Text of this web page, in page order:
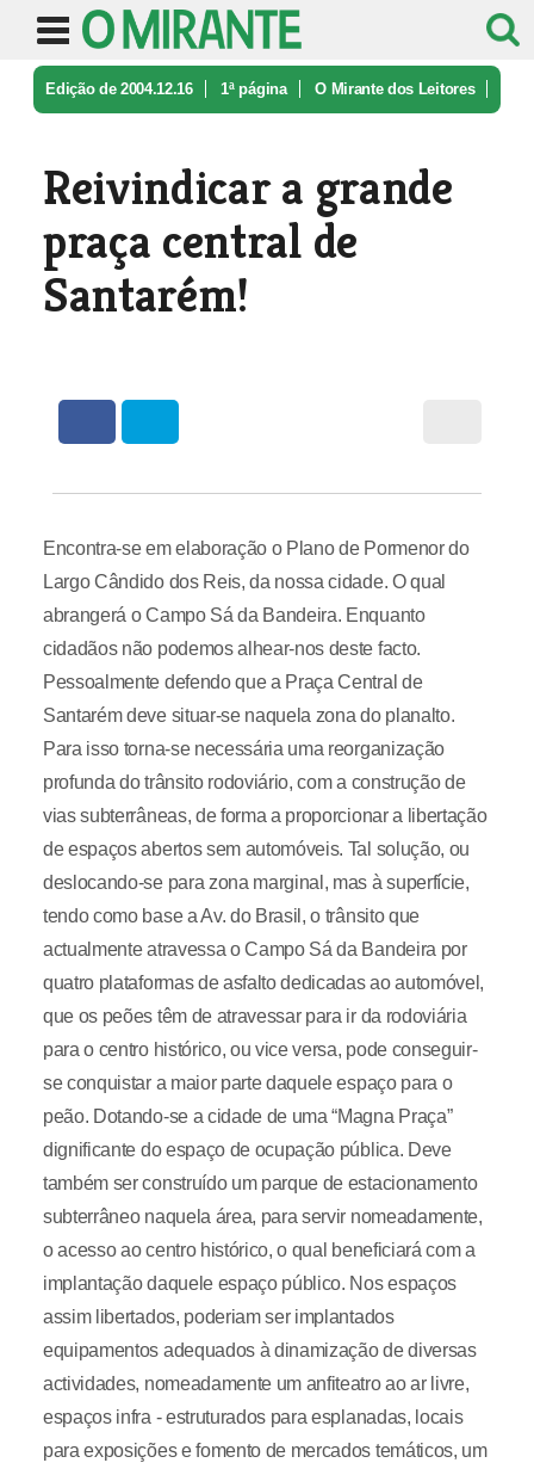
Edição de 2004.12.16 1ª página O Mirante dos Leitores
Reivindicar a grande
praça central de
Santarém!
Encontra-se em elaboração o Plano de Pormenor do
Largo Cândido dos Reis, da nossa cidade. O qual
abrangerá o Campo Sá da Bandeira. Enquanto
cidadãos não podemos alhear-nos deste facto.
Pessoalmente defendo que a Praça Central de
Santarém deve situar-se naquela zona do planalto.
Para isso torna-se necessária uma reorganização
profunda do trânsito rodoviário, com a construção de
vias subterrâneas, de forma a proporcionar a libertação
de espaços abertos sem automóveis. Tal solução, ou
deslocando-se para zona marginal, mas à superfície,
tendo como base a Av. do Brasil, o trânsito que
actualmente atravessa o Campo Sá da Bandeira por
quatro plataformas de asfalto dedicadas ao automóvel,
que os peões têm de atravessar para ir da rodoviária
para o centro histórico, ou vice versa, pode conseguir-
se conquistar a maior parte daquele espaço para o
peão. Dotando-se a cidade de uma “Magna Praça”
dignificante do espaço de ocupação pública. Deve
também ser construído um parque de estacionamento
subterrâneo naquela área, para servir nomeadamente,
o acesso ao centro histórico, o qual beneficiará com a
implantação daquele espaço público. Nos espaços
assim libertados, poderiam ser implantados
equipamentos adequados à dinamização de diversas
actividades, nomeadamente um anfiteatro ao ar livre,
espaços infra - estruturados para esplanadas, locais
para exposições e fomento de mercados temáticos, um